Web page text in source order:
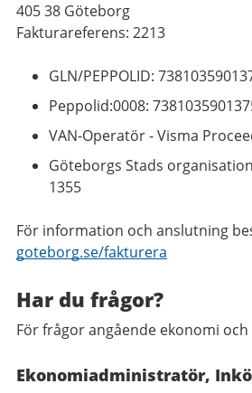
405 38 Göteborg
Fakturareferens: 2213
GLN/PEPPOLID:
Peppolid:0008:
VAN-Operatör - Visma
Göteborgs Stads
1355
För information och anslutning
goteborg.se/fakturera
Har du frågor?
För frågor angående ekonomi och
Ekonomiadministratör,